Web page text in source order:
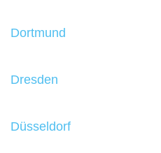
Dortmund
Dresden
Düsseldorf